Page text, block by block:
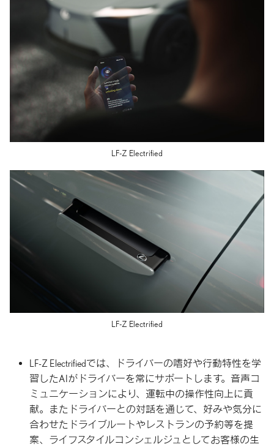
LF-Z Electrified
LF-Z Electrified
LF-Z Electrifiedでは、ドライバーの嗜好や行動特性を学
習したAIがドライバーを常にサポートします。音声コ
ミュニケーションにより、運転中の操作性向上に貢
献。またドライバーとの対話を通じて、好みや気分に
合わせたドライブルートやレストランの予約等を提
案、ライフスタイルコンシェルジュとしてお客様の生